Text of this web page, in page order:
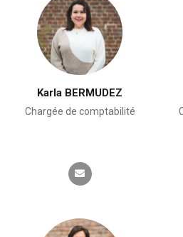
Karla BERMUDEZ
Chargée de comptabilité